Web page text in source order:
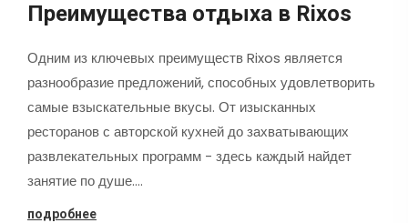
Преимущества отдыха в Rixos
Одним из ключевых преимуществ Rixos является
разнообразие предложений, способных удовлетворить
самые взыскательные вкусы. От изысканных
ресторанов с авторской кухней до захватывающих
развлекательных программ - здесь каждый найдет
занятие по душе.…
подробнее